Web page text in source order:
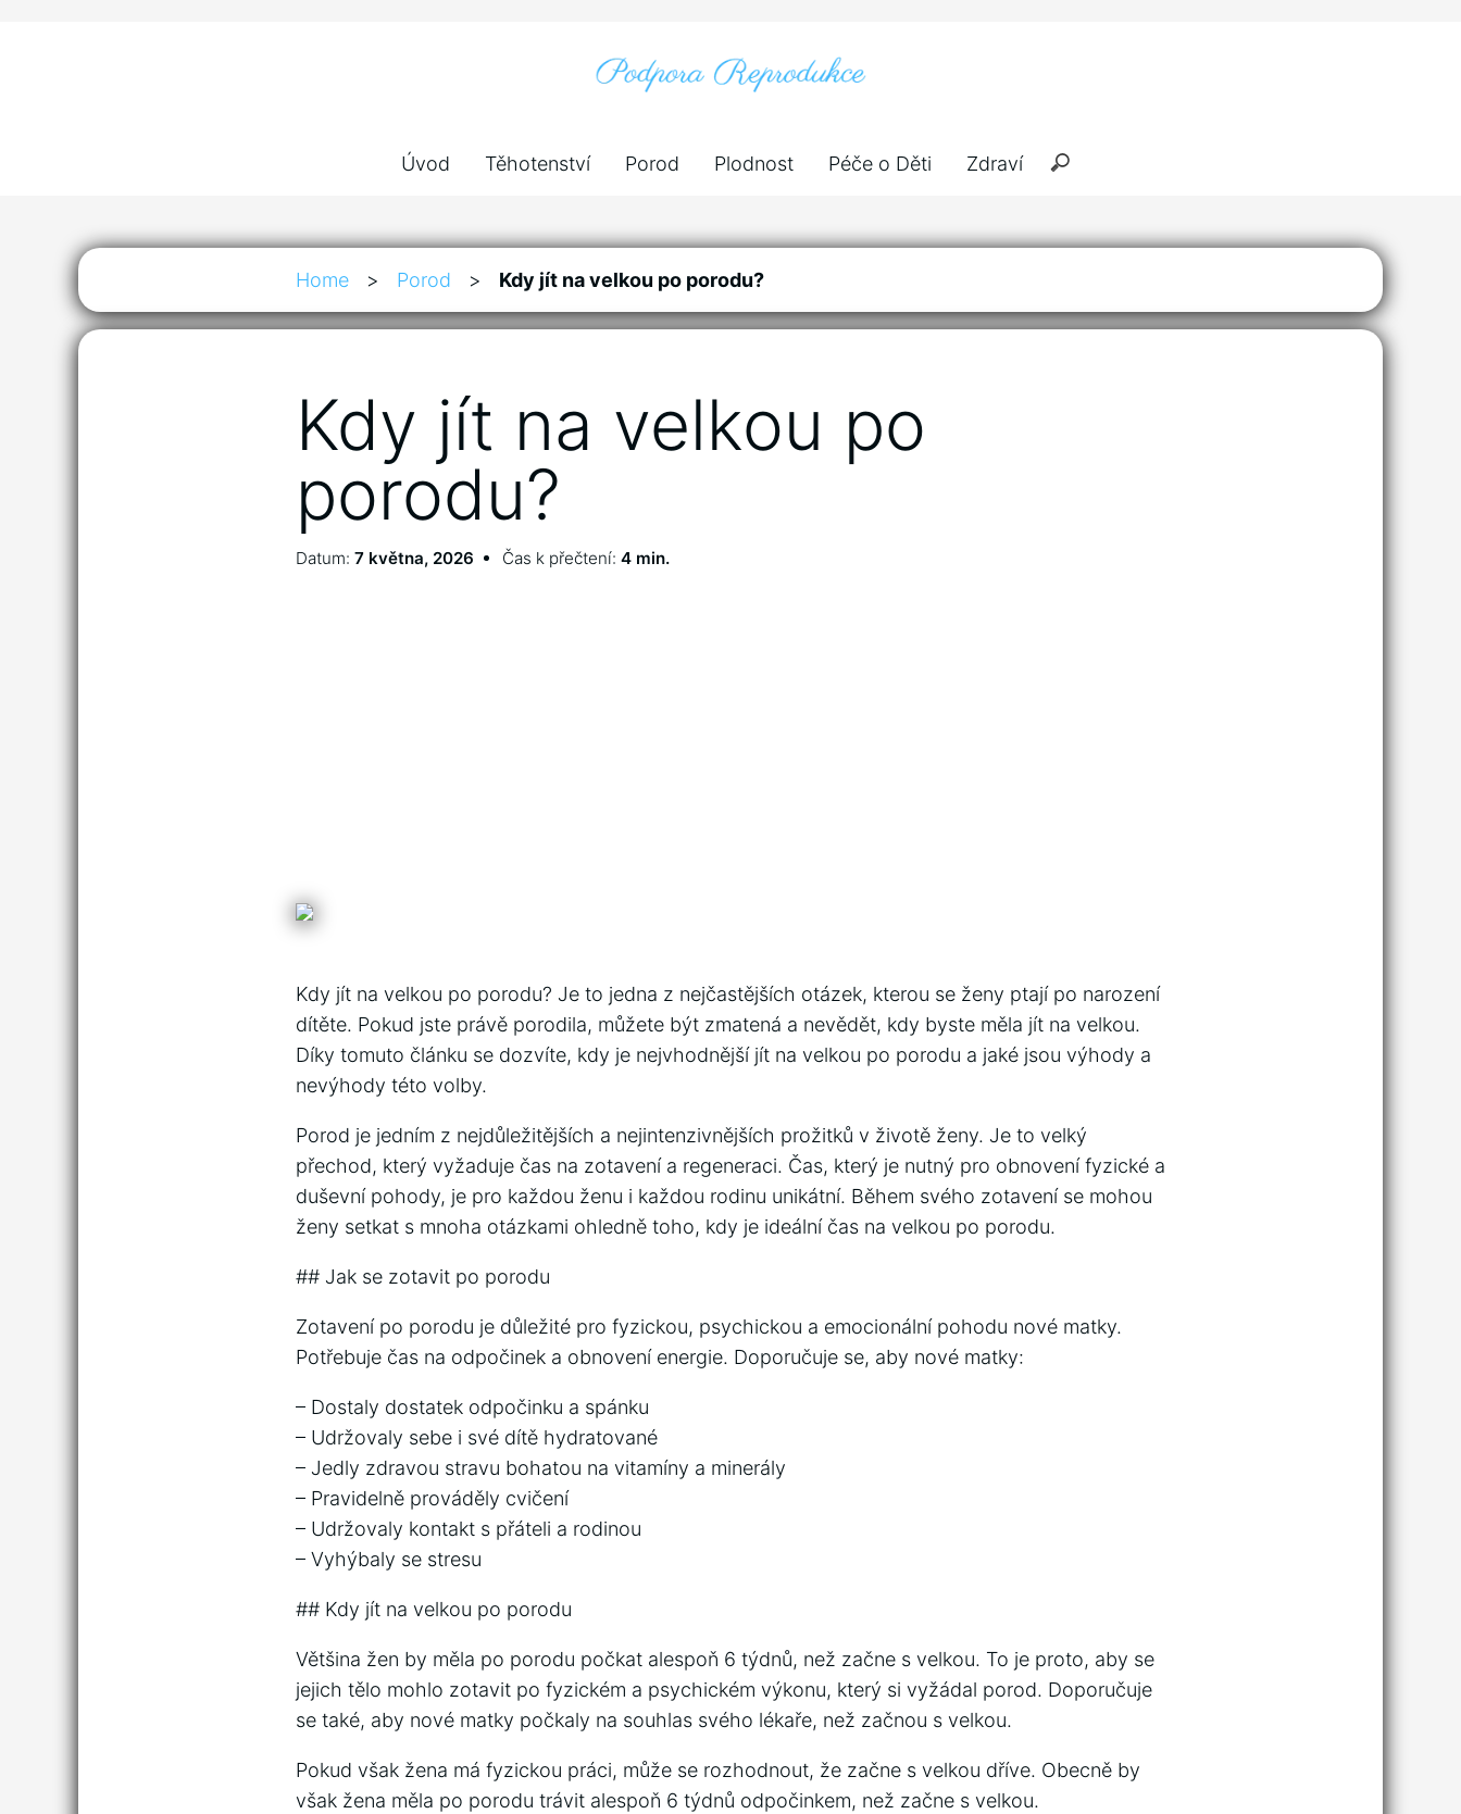
Úvod Těhotenství Porod Plodnost Péče o Děti Zdraví
Home > Porod > Kdy jít na velkou po porodu?
Kdy jít na velkou po
porodu?
Datum: 7 května, 2026 Čas k přečtení: 4 min.
Kdy jít na velkou po porodu? Je to jedna z nejčastějších otázek, kterou se ženy ptají po narození
dítěte. Pokud jste právě porodila, můžete být zmatená a nevědět, kdy byste měla jít na velkou.
Díky tomuto článku se dozvíte, kdy je nejvhodnější jít na velkou po porodu a jaké jsou výhody a
nevýhody této volby.
Porod je jedním z nejdůležitějších a nejintenzivnějších prožitků v životě ženy. Je to velký
přechod, který vyžaduje čas na zotavení a regeneraci. Čas, který je nutný pro obnovení fyzické a
duševní pohody, je pro každou ženu i každou rodinu unikátní. Během svého zotavení se mohou
ženy setkat s mnoha otázkami ohledně toho, kdy je ideální čas na velkou po porodu.
## Jak se zotavit po porodu
Zotavení po porodu je důležité pro fyzickou, psychickou a emocionální pohodu nové matky.
Potřebuje čas na odpočinek a obnovení energie. Doporučuje se, aby nové matky:
– Dostaly dostatek odpočinku a spánku
– Udržovaly sebe i své dítě hydratované
– Jedly zdravou stravu bohatou na vitamíny a minerály
– Pravidelně prováděly cvičení
– Udržovaly kontakt s přáteli a rodinou
– Vyhýbaly se stresu
## Kdy jít na velkou po porodu
Většina žen by měla po porodu počkat alespoň 6 týdnů, než začne s velkou. To je proto, aby se
jejich tělo mohlo zotavit po fyzickém a psychickém výkonu, který si vyžádal porod. Doporučuje
se také, aby nové matky počkaly na souhlas svého lékaře, než začnou s velkou.
Pokud však žena má fyzickou práci, může se rozhodnout, že začne s velkou dříve. Obecně by
však žena měla po porodu trávit alespoň 6 týdnů odpočinkem, než začne s velkou.